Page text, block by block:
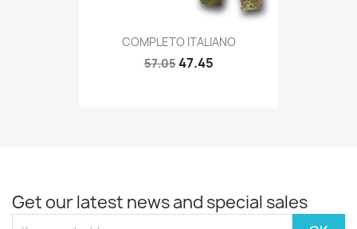
Quick view
COMPLETO ITALIANO
57.0547.45
Get our latest news and special sales